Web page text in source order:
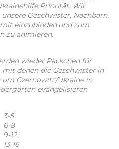
Priorität. Wir
Geschwister, Nachbarn,
einzubinden und zum
zu animieren.
wieder Päckchen für
denen die Geschwister in
Czernowitz/Ukraine in
evangelisieren
5
8
12
16